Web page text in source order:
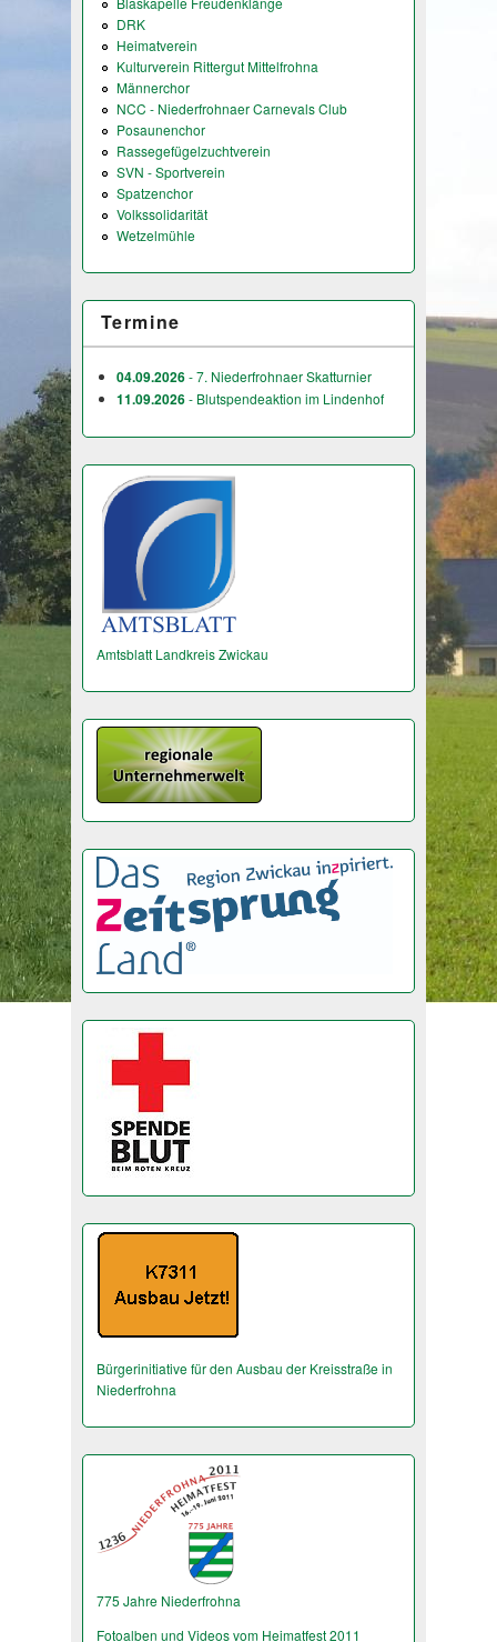
DRK
Heimatverein
Kulturverein Rittergut Mittelfrohna
Männerchor
NCC - Niederfrohnaer Carnevals Club
Posaunenchor
Rassegefügelzuchtverein
SVN - Sportverein
Spatzenchor
Volkssolidarität
Wetzelmühle
Termine
04.09.2026- 7. Niederfrohnaer Skatturnier
11.09.2026- Blutspendeaktion im Lindenhof
Amtsblatt Landkreis Zwickau
Bürgerinitiative für den Ausbau der Kreisstraße in
Niederfrohna
775 Jahre Niederfrohna
Fotoalben und Videos vom Heimatfest 2011